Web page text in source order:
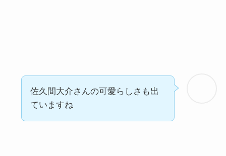
佐久間大介さんの可愛らしさも出
ていますね